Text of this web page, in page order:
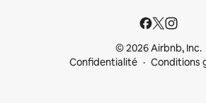
© 2026 Airbnb, Inc.
Confidentialité
Conditions